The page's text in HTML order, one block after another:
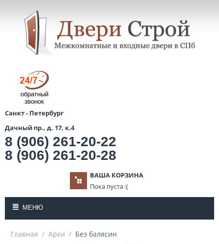
обратный
звонок
Санкт - Петербург
Дачный пр., д. 17, к.4
8 (906) 261-20-22
8 (906) 261-20-28
ВАША КОРЗИНА
Пока пуста :(
МЕНЮ
Главная / Арки / Без балясин